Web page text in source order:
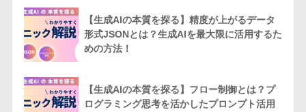
【生成AIの本質を探る】精度が上がるデータ
形式JSONとは？生成AIを最大限に活用するた
めの方法！
【生成AIの本質を探る】フロー制御とは？プ
ログラミング思考を活かしたプロンプト活用